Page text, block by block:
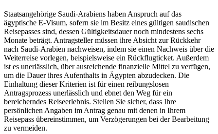
Staatsangehörige Saudi-Arabiens haben Anspruch auf das
ägyptische E-Visum, sofern sie im Besitz eines gültigen saudischen
Reisepasses sind, dessen Gültigkeitsdauer noch mindestens sechs
Monate beträgt. Antragsteller müssen ihre Absicht zur Rückkehr
nach Saudi-Arabien nachweisen, indem sie einen Nachweis über die
Weiterreise vorlegen, beispielsweise ein Rückflugticket. Außerdem
ist es unerlässlich, über ausreichende finanzielle Mittel zu verfügen,
um die Dauer ihres Aufenthalts in Ägypten abzudecken. Die
Einhaltung dieser Kriterien ist für einen reibungslosen
Antragsprozess unerlässlich und ebnet den Weg für ein
bereicherndes Reiseerlebnis. Stellen Sie sicher, dass Ihre
persönlichen Angaben im Antrag genau mit denen in Ihrem
Reisepass übereinstimmen, um Verzögerungen bei der Bearbeitung
zu vermeiden.